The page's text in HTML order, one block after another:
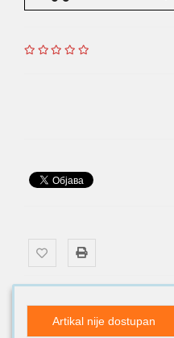
Artikal nije dostupan